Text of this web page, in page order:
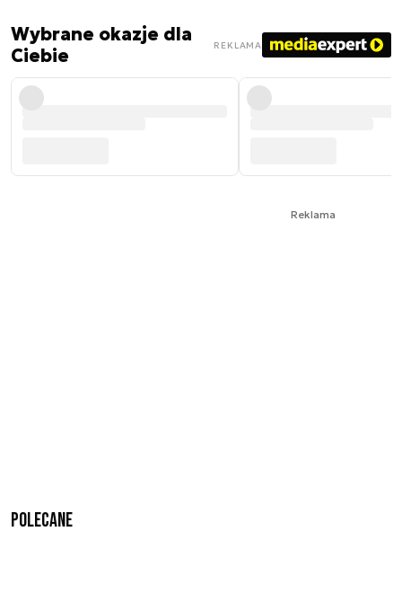
Wybrane okazje dla
Ciebie
REKLAMA
Reklama
Polecane